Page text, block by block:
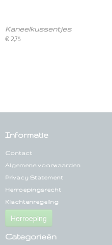
Kaneelkussentjes
€ 2,75
Informatie
Contact
Algemene voorwaarden
Privacy Statement
Herroepingsrecht
Klachtenregeling
Herroeping
Categorieën